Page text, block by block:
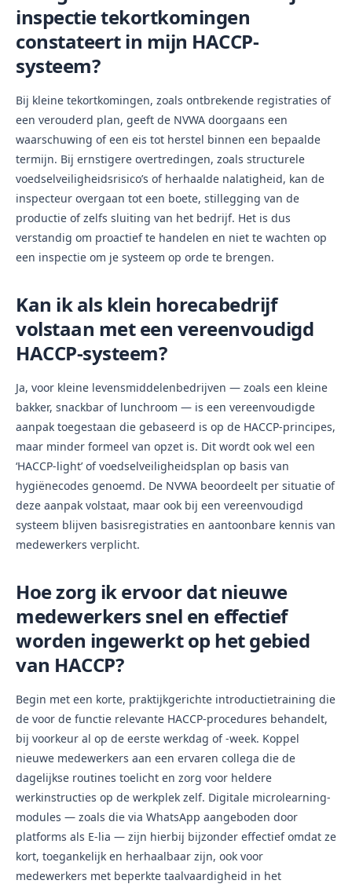
inspectie tekortkomingen
constateert in mijn HACCP-
systeem?
Bij kleine tekortkomingen, zoals ontbrekende registraties of
een verouderd plan, geeft de NVWA doorgaans een
waarschuwing of een eis tot herstel binnen een bepaalde
termijn. Bij ernstigere overtredingen, zoals structurele
voedselveiligheidsrisico’s of herhaalde nalatigheid, kan de
inspecteur overgaan tot een boete, stillegging van de
productie of zelfs sluiting van het bedrijf. Het is dus
verstandig om proactief te handelen en niet te wachten op
een inspectie om je systeem op orde te brengen.
Kan ik als klein horecabedrijf
volstaan met een vereenvoudigd
HACCP-systeem?
Ja, voor kleine levensmiddelenbedrijven — zoals een kleine
bakker, snackbar of lunchroom — is een vereenvoudigde
aanpak toegestaan die gebaseerd is op de HACCP-principes,
maar minder formeel van opzet is. Dit wordt ook wel een
‘HACCP-light’ of voedselveiligheidsplan op basis van
hygiënecodes genoemd. De NVWA beoordeelt per situatie of
deze aanpak volstaat, maar ook bij een vereenvoudigd
systeem blijven basisregistraties en aantoonbare kennis van
medewerkers verplicht.
Hoe zorg ik ervoor dat nieuwe
medewerkers snel en effectief
worden ingewerkt op het gebied
van HACCP?
Begin met een korte, praktijkgerichte introductietraining die
de voor de functie relevante HACCP-procedures behandelt,
bij voorkeur al op de eerste werkdag of -week. Koppel
nieuwe medewerkers aan een ervaren collega die de
dagelijkse routines toelicht en zorg voor heldere
werkinstructies op de werkplek zelf. Digitale microlearning-
modules — zoals die via WhatsApp aangeboden door
platforms als E-lia — zijn hierbij bijzonder effectief omdat ze
kort, toegankelijk en herhaalbaar zijn, ook voor
medewerkers met beperkte taalvaardigheid in het